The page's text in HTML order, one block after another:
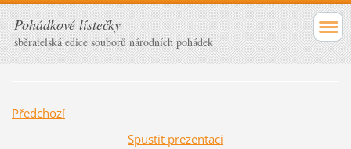
Pohádkové lístečky
sběratelská edice souborů národních pohádek
Předchozí
Spustit prezentaci